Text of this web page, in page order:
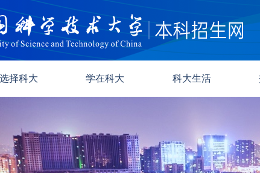
选择科大 学在科大 科大生活